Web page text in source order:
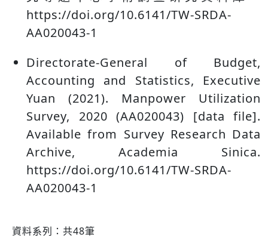
https://doi.org/10.6141/TW-SRDA-
AA020043-1
Directorate-General of Budget,
Accounting and Statistics, Executive
Yuan (2021). Manpower Utilization
Survey, 2020 (AA020043) [data file].
Available from Survey Research Data
Archive, Academia Sinica.
https://doi.org/10.6141/TW-SRDA-
AA020043-1
資料系列：共48筆